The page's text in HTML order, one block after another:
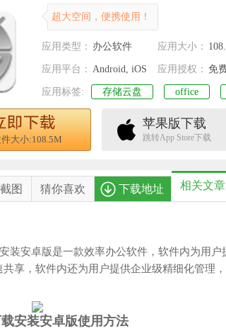
超大空间，便携使用！
应用类型： 办公软件 应用大小：
应用平台： Android, iOS 应用授权： 免
应用标签: 存储云盘 office
大小:108.5M
苹果版下载
跳转App Store下载
图 猜你喜欢 下载地址 相关文章
装安卓版是一款效率办公软件，软件内为用
享，软件内还为用户提供企业级精细化管理
安装安卓版使用方法